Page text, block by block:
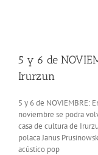
5 y 6 de
Irurzun
5 y 6 de NOVIEMBRE:
noviembre se podra
casa de cultura de
polaca Janus
acústico pop